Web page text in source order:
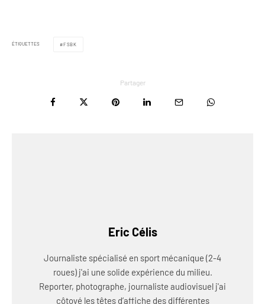
ÉTIQUETTES FSBK
Partager
Eric Célis
Journaliste spécialisé en sport mécanique (2-4
roues) j'ai une solide expérience du milieu.
Reporter, photographe, journaliste audiovisuel j'ai
côtoyé les têtes d’affiche des différentes